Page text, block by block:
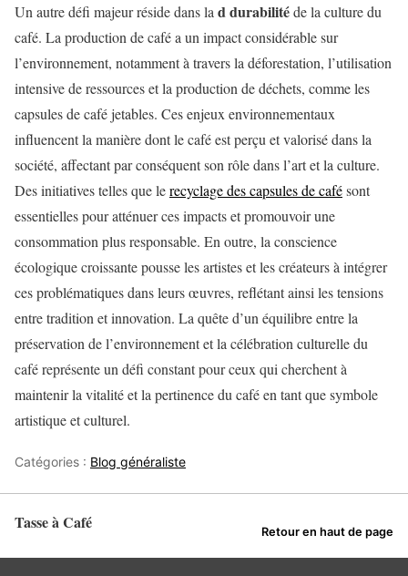
Un autre défi majeur réside dans la d durabilitéde la culture du
café. La production de café a un impact considérable sur
l’environnement, notamment à travers la déforestation, l’utilisation
intensive de ressources et la production de déchets, comme les
capsules de café jetables. Ces enjeux environnementaux
influencent la manière dont le café est perçu et valorisé dans la
société, affectant par conséquent son rôle dans l’art et la culture.
Des initiatives telles que lerecyclage des capsules de cafésont
essentielles pour atténuer ces impacts et promouvoir une
consommation plus responsable. En outre, la conscience
écologique croissante pousse les artistes et les créateurs à intégrer
ces problématiques dans leurs œuvres, reflétant ainsi les tensions
entre tradition et innovation. La quête d’un équilibre entre la
préservation de l’environnement et la célébration culturelle du
café représente un défi constant pour ceux qui cherchent à
maintenir la vitalité et la pertinence du café en tant que symbole
artistique et culturel.
Catégories : Blog généraliste
Tasse à Café Retour en haut de page